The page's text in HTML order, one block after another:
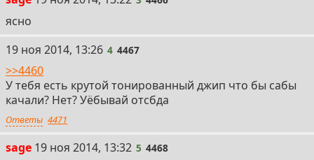
ясно
4
19 ноя 2014, 13:26 4 4467
>>4460
У тебя есть крутой тонированный джип что бы сабы
качали? Нет? Уёбывай отсбда
Ответы 4471
sage 5
19 ноя 2014, 13:32 5 4468